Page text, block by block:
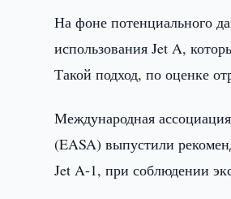
На фоне потенциального
использования Jet A,
Такой подход, по оценке
Международная
(EASA) выпустили
Jet A-1, при соблюдении